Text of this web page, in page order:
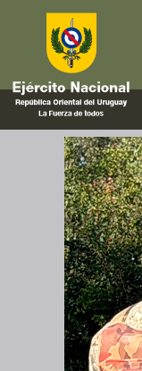
Experto
Curso